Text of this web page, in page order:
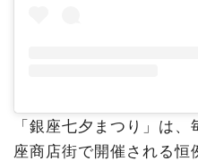
「銀座七夕まつり」は
座商店街で開催される恒